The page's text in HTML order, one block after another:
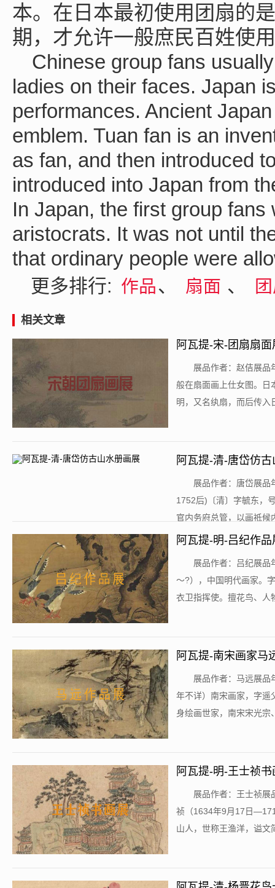
本。在日本最初使用团扇的
期，才允许一般庶民百姓使
Chinese group fans
ladies on their faces. Japan
performances. Ancient
emblem. Tuan fan is an
as fan, and then introduced
introduced into Japan from
In Japan, the first group
aristocrats. It was not until
that ordinary people were
更多排行: 作品、 扇面 、
相关文章
阿瓦提-宋-团扇扇面
展品作者：赵佶展品
般在扇面画上仕女图。日
明，又名纨扇，而后传
阿瓦提-清-唐岱仿
展品作者：唐岱展
1752后)〔清〕字毓东，
官内务府总管，以画祗候
阿瓦提-明-吕纪作品
展品作者：吕纪展品
～?），中国明代画家。
衣卫指挥使。擅花鸟、人
阿瓦提-南宋画家马
展品作者：马远展品
年不详）南宋画家，字遥
身绘画世家，南宋宋光宗
阿瓦提-明-王士祯书
展品作者：王士祯展
祯（1634年9月17日
山人，世称王渔洋，谥文